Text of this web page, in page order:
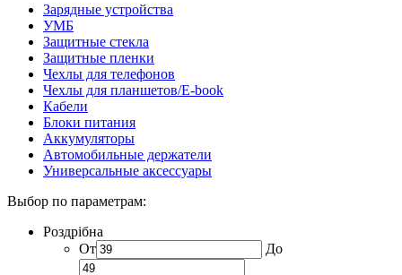
Зарядные устройства
УМБ
Защитные стекла
Защитные пленки
Чехлы для телефонов
Чехлы для планшетов/E-book
Кабели
Блоки питания
Аккумуляторы
Автомобильные держатели
Универсальные аксессуары
Выбор по параметрам:
Роздрібна
От
До